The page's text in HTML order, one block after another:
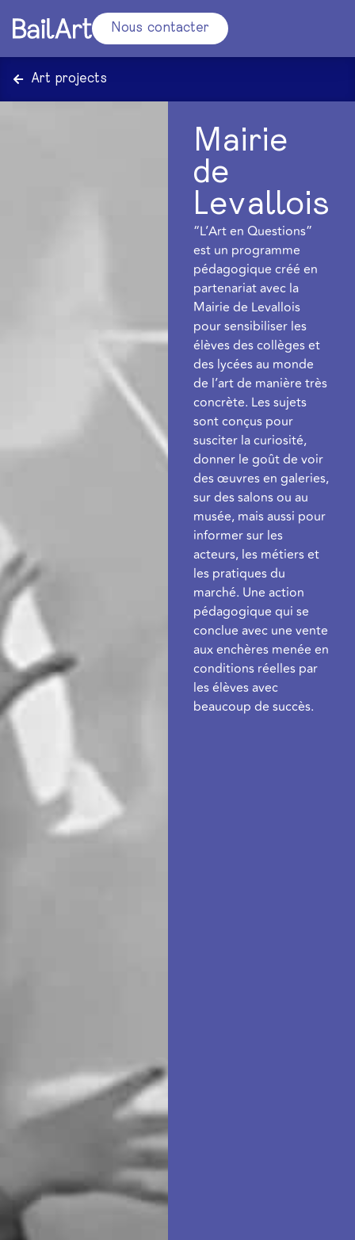
Nous contacter
Art projects
Mairie
de
Levallois
“L’Art en Questions”
est un programme
pédagogique créé en
partenariat avec la
Mairie de Levallois
pour sensibiliser les
élèves des collèges et
des lycées au monde
de l’art de manière très
concrète. Les sujets
sont conçus pour
susciter la curiosité,
donner le goût de voir
des œuvres en galeries,
sur des salons ou au
musée, mais aussi pour
informer sur les
acteurs, les métiers et
les pratiques du
marché. Une action
pédagogique qui se
conclue avec une vente
aux enchères menée en
conditions réelles par
les élèves avec
beaucoup de succès.